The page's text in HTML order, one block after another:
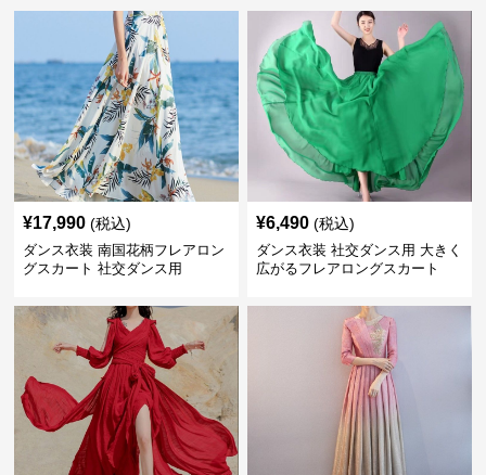
¥17,990 (税込)
ダンス衣装 南国花柄フレアロン
グスカート 社交ダンス用
¥6,490 (税込)
ダンス衣装 社交ダンス用 大きく
広がるフレアロングスカート